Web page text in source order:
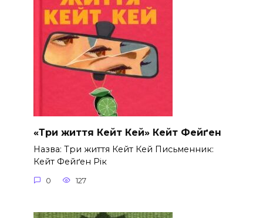
«Три життя Кейт Кей» Кейт Фейґен
Назва: Три життя Кейт Кей Письменник:
Кейт Фейґен Рік
0 127